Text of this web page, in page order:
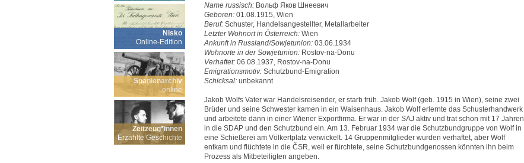
Nisko
Online-Edition
Spanienarchiv
online
Zeitzeug*innen
Erzählte Geschichte
Name russisch: Вольф Яков Шнеевич
Geboren: 01.08.1915, Wien
Beruf: Schuster, Handelsangestellter, Metallarbeiter
Letzter Wohnort in Österreich: Wien
Ankunft in Russland/Sowjetunion: 03.06.1934
Wohnorte in der Sowjetunion: Rostov-na-Donu
Verhaftet: 06.08.1937, Rostov-na-Donu
Emigrationsmotiv: Schutzbund-Emigration
Schicksal: unbekannt
Jakob Wolfs Vater war Handelsreisender, er starb früh. Jakob Wolf (geb. 1915 in Wien), seine zwei
Brüder und seine Schwester kamen in ein Waisenhaus. Jakob Wolf erlernte das Schusterhandwerk
und arbeitete dann in einer Wiener Exportfirma. Er war in der SAJ aktiv und trat schon mit 17 Jahren
in die SDAP und den Schutzbund ein. Am 13. Februar 1934 war die Schutzbundgruppe von Wolf in
eine Schießerei am Völkertplatz verwickelt. 14 Gruppenmitglieder wurden verhaftet, aber Wolf
entkam und flüchtete in die ČSR, weil er fürchtete, seine Schutzbundgenossen könnten ihn beim
Prozess als Mitbeteiligten angeben.